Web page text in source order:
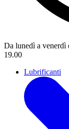
Da lunedì a venerdì
19.00
Lubrificanti